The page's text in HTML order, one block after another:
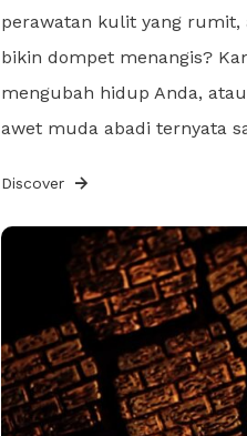
perawatan kulit yang
bikin dompet menangis?
mengubah hidup Anda,
awet muda abadi ternyata
Discover